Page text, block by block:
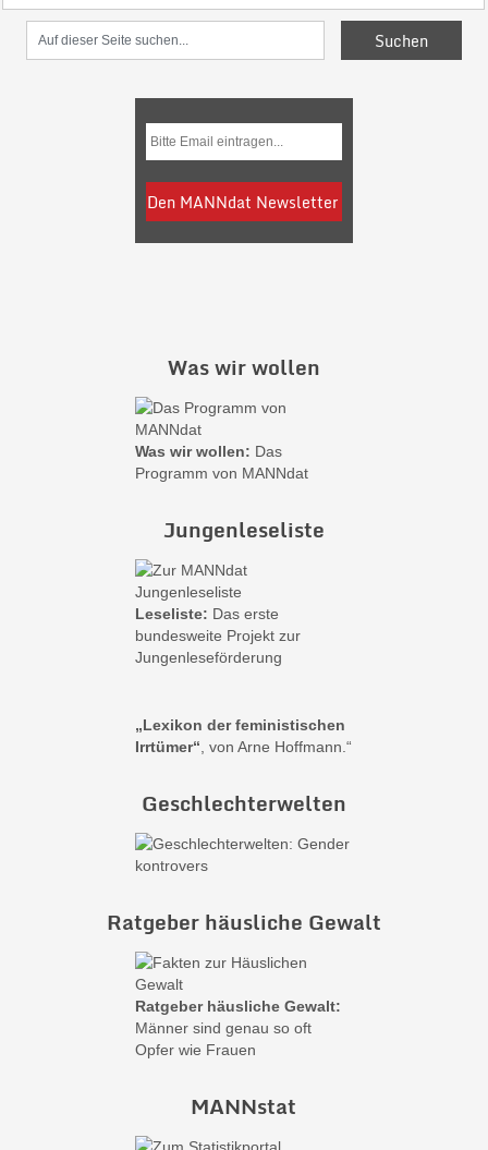
Was wir wollen
Was wir wollen: Das
Programm von MANNdat
Jungenleseliste
Leseliste: Das erste
bundesweite Projekt zur
Jungenleseförderung
„Lexikon der feministischen
Irrtümer“ , von Arne Hoffmann.“
Geschlechterwelten
Ratgeber häusliche Gewalt
Ratgeber häusliche Gewalt:
Männer sind genau so oft
Opfer wie Frauen
MANNstat